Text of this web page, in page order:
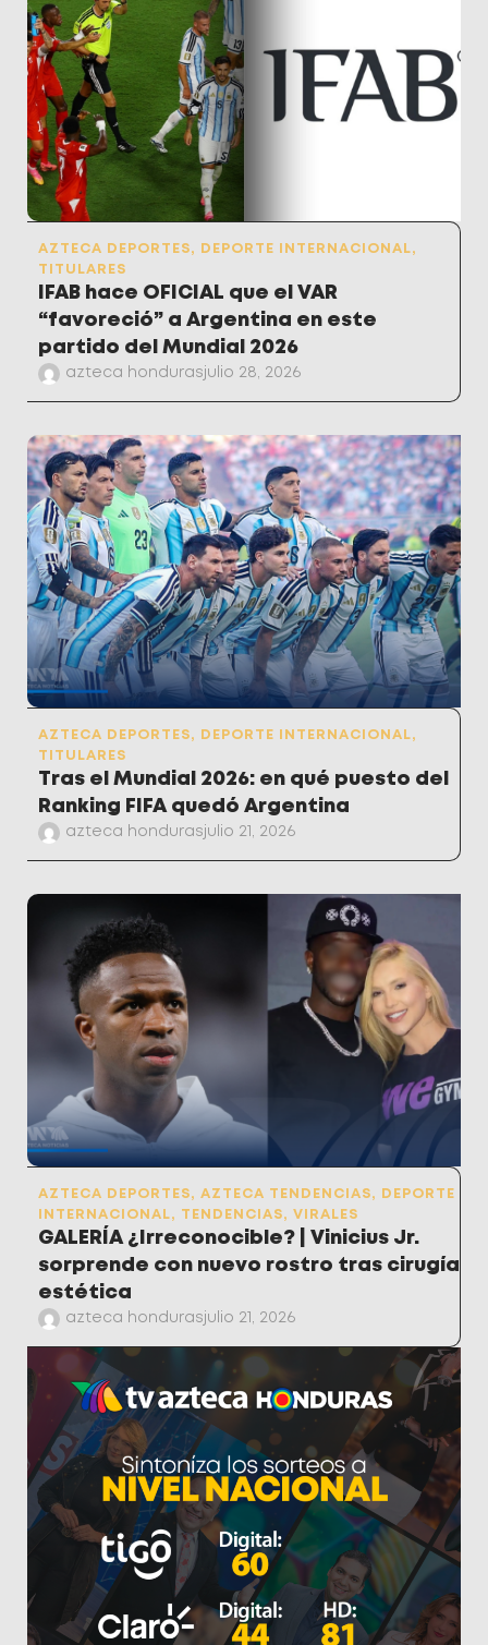
AZTECA DEPORTES, DEPORTE INTERNACIONAL,
TITULARES
IFAB hace OFICIAL que el VAR
“favoreció” a Argentina en este
partido del Mundial 2026
azteca hondurasjulio 28, 2026
AZTECA DEPORTES, DEPORTE INTERNACIONAL,
TITULARES
Tras el Mundial 2026: en qué puesto del
Ranking FIFA quedó Argentina
azteca hondurasjulio 21, 2026
AZTECA DEPORTES, AZTECA TENDENCIAS,
DEPORTE
INTERNACIONAL, TENDENCIAS, VIRALES
GALERÍA ¿Irreconocible? | Vinicius Jr.
sorprende con nuevo rostro tras cirugía
estética
azteca hondurasjulio 21, 2026